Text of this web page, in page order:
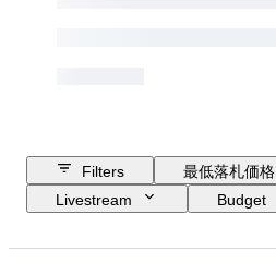
Filters
最低落札価格
Livestream
Budget